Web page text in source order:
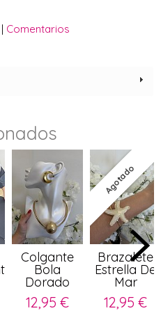
| Comentarios
Colgante
Bola
Dorado
12,95 €
Agotado
Brazalete
Estrella De
Mar
12,95 €